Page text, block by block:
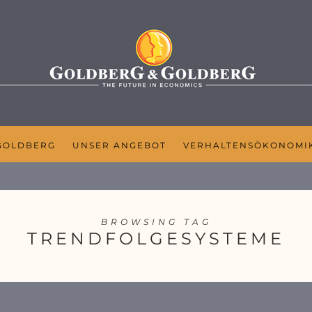
UNSER ANGEBOT
BROWSING TAG
TRENDFOLGESYSTEME